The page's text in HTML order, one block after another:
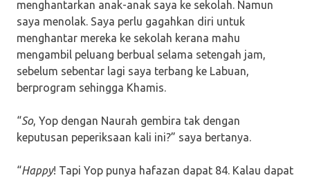
menghantarkan anak-anak saya ke sekolah. Namun
saya menolak. Saya perlu gagahkan diri untuk
menghantar mereka ke sekolah kerana mahu
mengambil peluang berbual selama setengah jam,
sebelum sebentar lagi saya terbang ke Labuan,
berprogram sehingga Khamis.
“So, Yop dengan Naurah gembira tak dengan
keputusan peperiksaan kali ini?” saya bertanya.
“Happy! Tapi Yop punya hafazan dapat 84. Kalau dapat